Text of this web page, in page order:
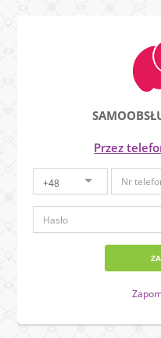
Przez
+48